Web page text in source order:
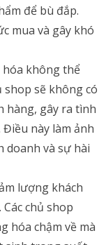
để bù đắp.
mua và gây khó
hóa không thể
shop sẽ không có
hàng, gây ra tình
này làm ảnh
và sự hài
lượng khách
chủ shop
hóa chậm về mà